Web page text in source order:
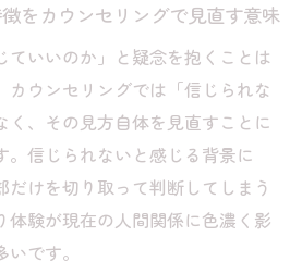
をカウンセリングで見直す意味
ていいのか」と疑念を抱くことは
カウンセリングでは「信じられな
く、その見方自体を見直すことに
。信じられないと感じる背景に
だけを切り取って判断してしまう
体験が現在の人間関係に色濃く影
です。